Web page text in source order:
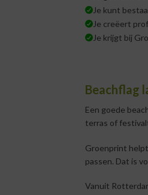
Je kunt
Je creëert
Je krijgt bij
Beachflag
Een goede
terras of
Groenprint
passen. Dat is
Vanuit